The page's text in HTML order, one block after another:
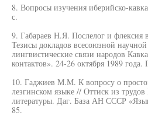
8. Вопросы изучения иберийско-
с.
9. Габараев Н.Я. Послелог и
Тезисы докладов всесоюзной
лингвистические связи народов
контактов». 24-26 октября 1989
10. Гаджиев М.М. К вопросу о
лезгинском языке // Оттиск из
литературы. Даг. База АН СССР
85.